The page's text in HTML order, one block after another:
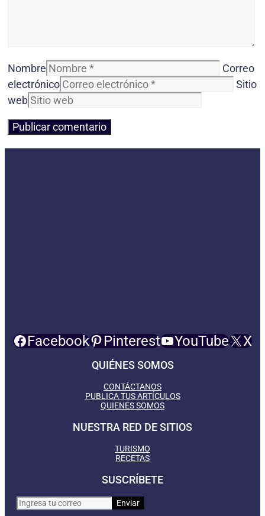
Nombre
Correo
electrónico
Sitio
web
Facebook Pinterest YouTube X
QUIÉNES SOMOS
CONTÁCTANOS
PUBLICA TUS ARTÍCULOS
QUIENES SOMOS
NUESTRA RED DE SITIOS
TURISMO
RECETAS
SUSCRÍBETE